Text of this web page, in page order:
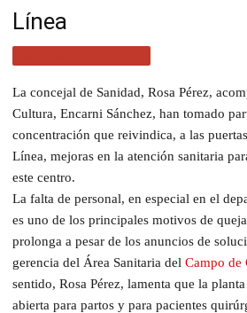
Línea
La concejal de Sanidad, Rosa Pérez,
Cultura, Encarni Sánchez, han tomado
concentración que reivindica, a las
Línea, mejoras en la atención sanitaria
este centro.
La falta de personal, en especial en el
es uno de los principales motivos de
prolonga a pesar de los anuncios de
gerencia del Área Sanitaria del Campo de
sentido, Rosa Pérez, lamenta que la
abierta para partos y para pacientes